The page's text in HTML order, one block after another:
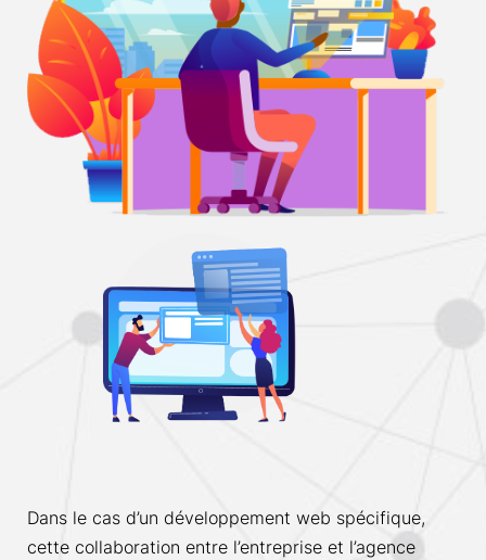
Dans le cas d’un développement web spécifique,
cette collaboration entre l’entreprise et l’agence